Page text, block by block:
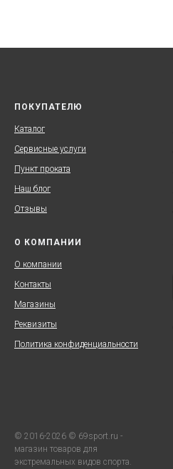
ПОКУПАТЕЛЮ
Каталог
Сервисные услуги
Пункт проката
Наш блог
Отзывы
О КОМПАНИИ
О компании
Контакты
Магазины
Реквизиты
Политика конфиденциальности
© 2016-2026 © 69sport.ru -
магазин товаров для
экстремальных видов спорта.